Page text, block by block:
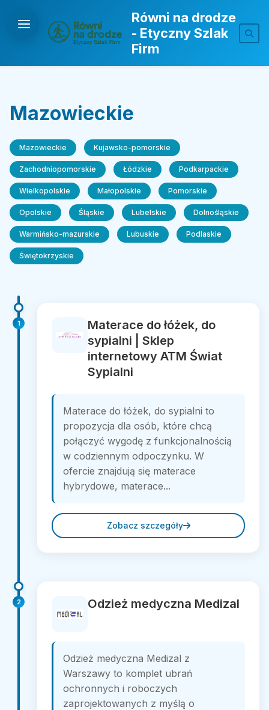
Równi na drodze
- Etyczny Szlak
Firm
Mazowieckie
Mazowieckie Kujawsko-pomorskie
Zachodniopomorskie Łódzkie Podkarpackie
Wielkopolskie Małopolskie Pomorskie
Opolskie Śląskie Lubelskie Dolnośląskie
Warmińsko-mazurskie Lubuskie Podlaskie
Świętokrzyskie
1
Materace do łóżek, do
sypialni | Sklep
internetowy ATM Świat
Sypialni
Materace do łóżek, do sypialni to
propozycja dla osób, które chcą
połączyć wygodę z funkcjonalnością
w codziennym odpoczynku. W
ofercie znajdują się materace
hybrydowe, materace...
Zobacz szczegóły
2 Odzież medyczna Medizal
Odzież medyczna Medizal z
Warszawy to komplet ubrań
ochronnych i roboczych
zaprojektowanych z myślą o